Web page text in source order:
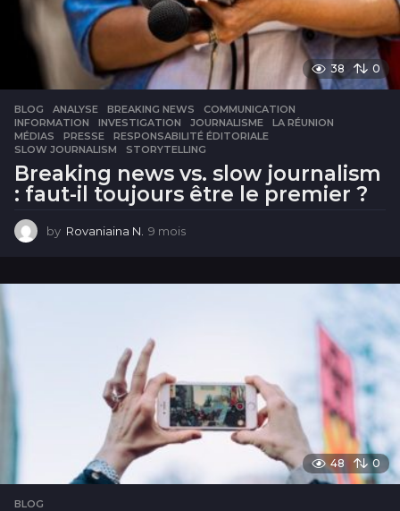
38 0
BLOG ANALYSE ,BREAKING NEWS ,COMMUNICATION
INFORMATION
,INVESTIGATION ,JOURNALISME ,LA RÉUNION
MÉDIAS
,PRESSE ,RESPONSABILITÉ ÉDITORIALE
SLOW JOURNALISM
,STORYTELLING
Breaking news vs. slow journalism
: faut-il toujours être le premier ?
by Rovaniaina N. 9 mois
i
48 0
BLOG